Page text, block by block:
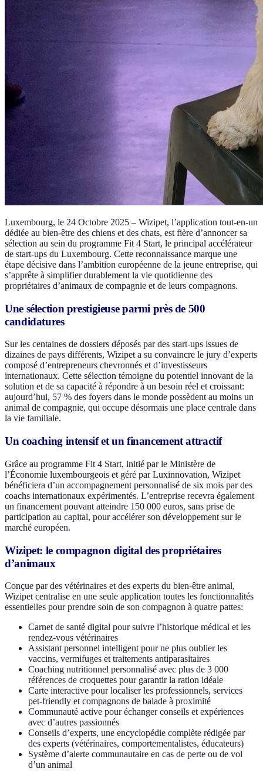
Luxembourg, le 24 Octobre 2025 – Wizipet, l’application tout-en-un
dédiée au bien-être des chiens et des chats, est fière d’annoncer sa
sélection au sein du programme Fit 4 Start, le principal accélérateur
de start-ups du Luxembourg. Cette reconnaissance marque une
étape décisive dans l’ambition européenne de la jeune entreprise, qui
s’apprête à simplifier durablement la vie quotidienne des
propriétaires d’animaux de compagnie et de leurs compagnons.
Une sélection prestigieuse parmi près de 500
candidatures
Sur les centaines de dossiers déposés par des start-ups issues de
dizaines de pays différents, Wizipet a su convaincre le jury d’experts
composé d’entrepreneurs chevronnés et d’investisseurs
internationaux. Cette sélection témoigne du potentiel innovant de la
solution et de sa capacité à répondre à un besoin réel et croissant:
aujourd’hui, 57 % des foyers dans le monde possèdent au moins un
animal de compagnie, qui occupe désormais une place centrale dans
la vie familiale.
Un coaching intensif et un financement attractif
Grâce au programme Fit 4 Start, initié par le Ministère de
l’Économie luxembourgeois et géré par Luxinnovation, Wizipet
bénéficiera d’un accompagnement personnalisé de six mois par des
coachs internationaux expérimentés. L’entreprise recevra également
un financement pouvant atteindre 150 000 euros, sans prise de
participation au capital, pour accélérer son développement sur le
marché européen.
Wizipet: le compagnon digital des propriétaires
d’animaux
Conçue par des vétérinaires et des experts du bien-être animal,
Wizipet centralise en une seule application toutes les fonctionnalités
essentielles pour prendre soin de son compagnon à quatre pattes:
Carnet de santé digital pour suivre l’historique médical et les
rendez-vous vétérinaires
Assistant personnel intelligent pour ne plus oublier les
vaccins, vermifuges et traitements antiparasitaires
Coaching nutritionnel personnalisé avec plus de 3 000
références de croquettes pour garantir la ration idéale
Carte interactive pour localiser les professionnels, services
pet-friendly et compagnons de balade à proximité
Communauté active pour échanger conseils et expériences
avec d’autres passionnés
Conseils d’experts, une encyclopédie complète rédigée par
des experts (vétérinaires, comportementalistes, éducateurs)
Système d’alerte communautaire en cas de perte ou de vol
d’un animal